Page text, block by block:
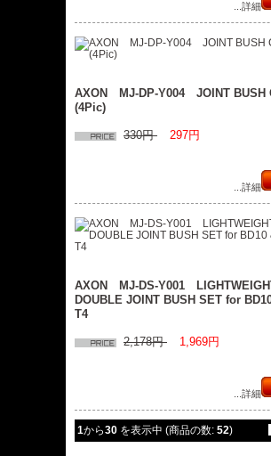
...詳細
AXON MJ-DP-Y004 JOINT BUSH
(4Pic)
330円 297円
...詳細
AXON MJ-DS-Y001
DOUBLE JOINT BUSH SET for
T4
2,178円 1,969円
...詳細
1から30を表示中 (商品の数: 52)